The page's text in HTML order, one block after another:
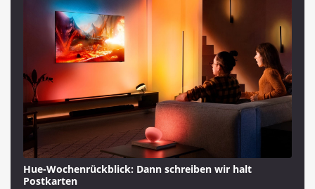
Hue-Wochenrückblick: Dann schreiben wir halt
Postkarten